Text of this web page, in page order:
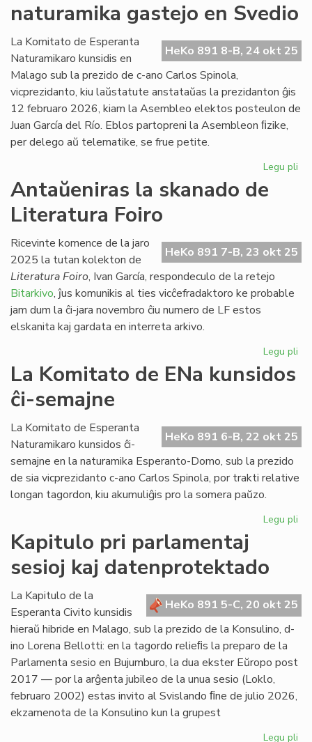
naturamika gastejo en Svedio
HeKo 891 8-B, 24 okt 25
La Komitato de Esperanta
Naturamikaro kunsidis en
Malago sub la prezido de c-ano Carlos Spinola,
vicprezidanto, kiu laŭstatute anstataŭas la prezidanton ĝis
12 februaro 2026, kiam la Asembleo elektos posteulon de
Juan García del Río. Eblos partopreni la Asembleon ﬁzike,
per delego aŭ telematike, se frue petite.
Legu pli
Antaŭeniras la skanado de
Literatura Foiro
HeKo 891 7-B, 23 okt 25
Ricevinte komence de la jaro
2025 la tutan kolekton de
Literatura Foiro, Ivan García, respondeculo de la retejo
Bitarkivo, ĵus komunikis al ties vicĉefradaktoro ke probable
jam dum la ĉi-jara novembro ĉiu numero de LF estos
elskanita kaj gardata en interreta arkivo.
Legu pli
La Komitato de ENa kunsidos
ĉi-semajne
HeKo 891 6-B, 22 okt 25
La Komitato de Esperanta
Naturamikaro kunsidos ĉi-
semajne en la naturamika Esperanto-Domo, sub la prezido
de sia vicprezidanto c-ano Carlos Spinola, por trakti relative
longan tagordon, kiu akumuliĝis pro la somera paŭzo.
Legu pli
Kapitulo pri parlamentaj
sesioj kaj datenprotektado
HeKo 891 5-C, 20 okt 25
La Kapitulo de la
Esperanta Civito kunsidis
hieraŭ hibride en Malago, sub la prezido de la Konsulino, d-
ino Lorena Bellotti: en la tagordo relieﬁs la preparo de la
Parlamenta sesio en Bujumburo, la dua ekster Eŭropo post
2017 — por la arĝenta jubileo de la unua sesio (Loklo,
februaro 2002) estas invito al Svislando ﬁne de julio 2026,
ekzamenota de la Konsulino kun la grupest
Legu pli